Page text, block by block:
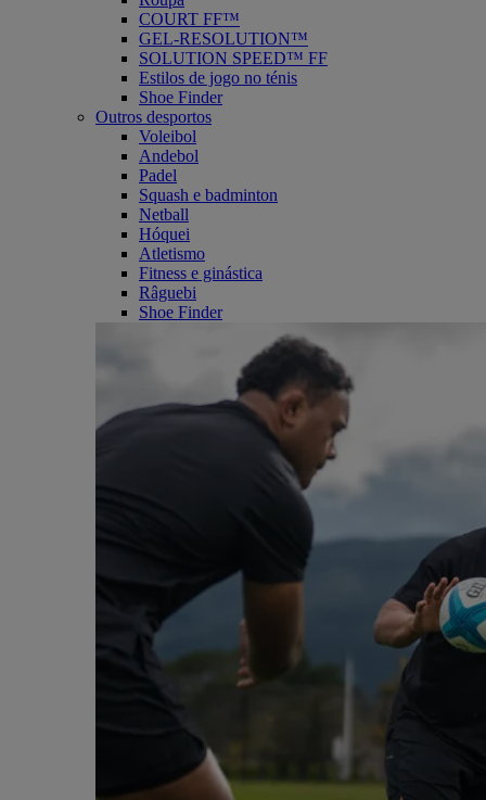
COURT FF™
GEL-RESOLUTION™
SOLUTION SPEED™ FF
Estilos de jogo no ténis
Shoe Finder
Outros desportos
Voleibol
Andebol
Padel
Squash e badminton
Netball
Hóquei
Atletismo
Fitness e ginástica
Râguebi
Shoe Finder